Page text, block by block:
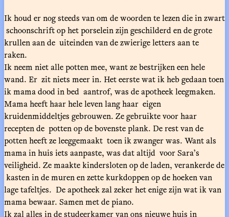
Ik houd er nog steeds van om de woorden te lezen die in zwart
schoonschrift op het porselein zijn geschilderd en de grote
krullen aan de uiteinden van de zwierige letters aan te
raken.
Ik neem niet alle potten mee, want ze bestrijken een hele
wand. Er zit niets meer in. Het eerste wat ik heb gedaan toen
ik mama dood in bed aantrof, was de apotheek leegmaken.
Mama heeft haar hele leven lang haar eigen
kruidenmiddeltjes gebrouwen. Ze gebruikte voor haar
recepten de potten op de bovenste plank. De rest van de
potten heeft ze leeggemaakt toen ik zwanger was. Want als
mama in huis iets aanpaste, was dat altijd voor Sara’s
veiligheid. Ze maakte kindersloten op de laden, verankerde de
kasten in de muren en zette kurkdoppen op de hoeken van
lage tafeltjes. De apotheek zal zeker het enige zijn wat ik van
mama bewaar. Samen met de piano.
Ik zal alles in de studeerkamer van ons nieuwe huis in